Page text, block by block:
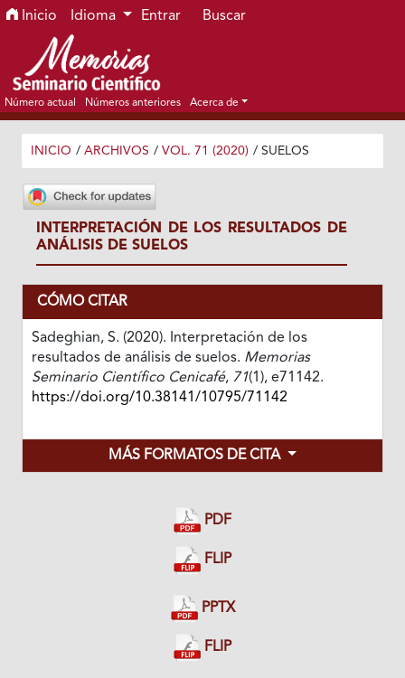
Ir al menú de navegación principal
Ir al contenido principal
Ir al pie de página del sitio
Inicio Idioma Entrar Buscar
Número actual Números anteriores Acerca de
INICIO / ARCHIVOS / VOL. 71 (2020) / SUELOS
INTERPRETACIÓN DE LOS RESULTADOS DE
ANÁLISIS DE SUELOS
CÓMO CITAR
Sadeghian, S. (2020). Interpretación de los
resultados de análisis de suelos. Memorias
Seminario Científico Cenicafé, 71(1), e71142.
https://doi.org/10.38141/10795/71142
MÁS FORMATOS DE CITA
PDF
FLIP
PPTX
FLIP